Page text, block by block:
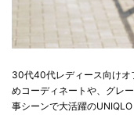
30代40代レディース向けオ
めコーディネートや、グレ
事シーンで大活躍の